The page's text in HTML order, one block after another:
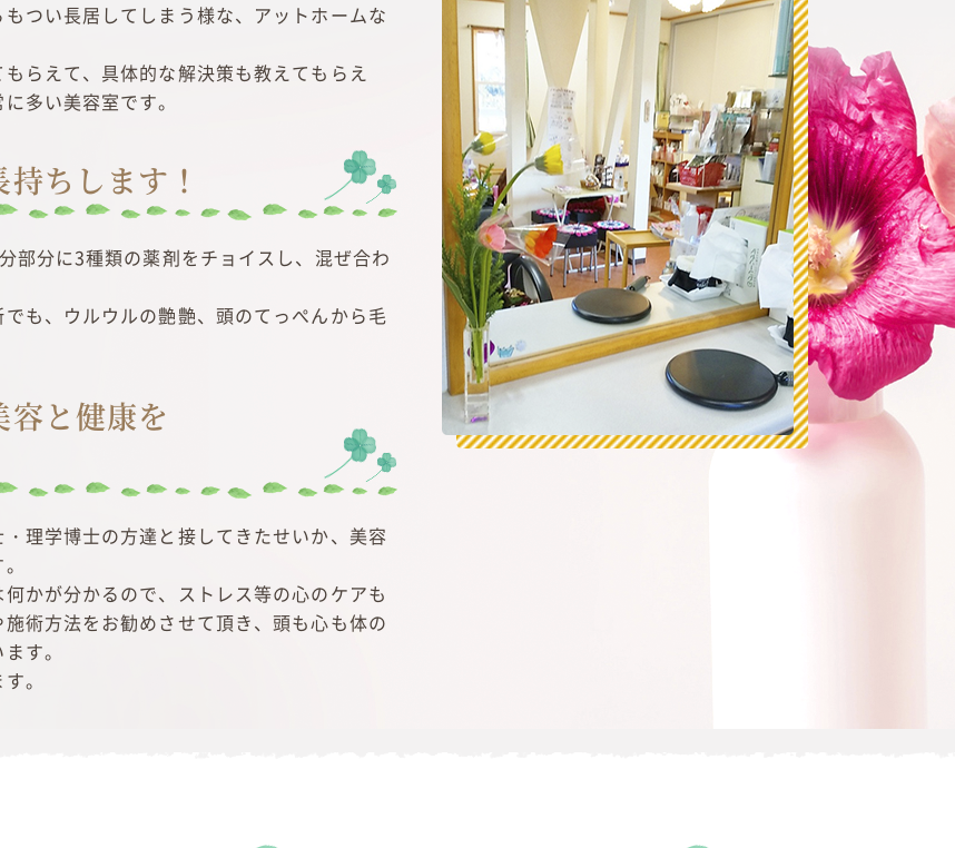
つい長居してしまう様な、アットホームな
らえて、具体的な解決策も教えてもらえ
多い美容室です。
ちします！
部分に3種類の薬剤をチョイスし、混ぜ合わ
も、ウルウルの艶艶、頭のてっぺんから毛
と健康を
理学博士の方達と接してきたせいか、美容
かが分かるので、ストレス等の心のケアも
術方法をお勧めさせて頂き、頭も心も体の
す。
。